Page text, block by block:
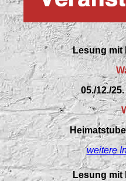
Lesung mit
05./12./
weitere
Lesung mit